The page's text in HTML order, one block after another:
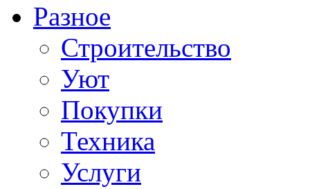
Разное
Строительство
Уют
Покупки
Техника
Услуги